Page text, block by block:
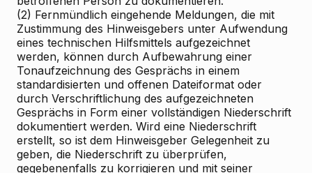
(2) Fernmündlich eingehende Meldungen, die mit
Zustimmung des Hinweisgebers unter Aufwendung
eines technischen Hilfsmittels aufgezeichnet
werden, können durch Aufbewahrung einer
Tonaufzeichnung des Gesprächs in einem
standardisierten und offenen Dateiformat oder
durch Verschriftlichung des aufgezeichneten
Gesprächs in Form einer vollständigen Niederschrift
dokumentiert werden. Wird eine Niederschrift
erstellt, so ist dem Hinweisgeber Gelegenheit zu
geben, die Niederschrift zu überprüfen,
gegebenenfalls zu korrigieren und mit seiner